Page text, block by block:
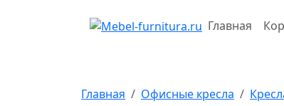
Главная
Главная Офисные кресла